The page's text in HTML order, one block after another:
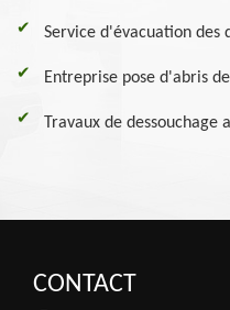
Service d'évacuation des
Entreprise pose d'abris
Travaux de
CONTACT